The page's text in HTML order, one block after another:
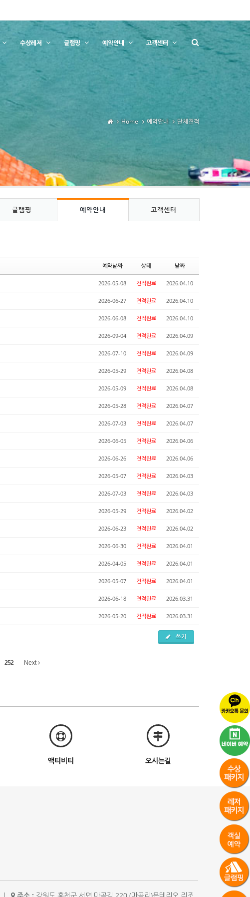
수상레저 글램핑 예약안내 고객센터
Home 예약안내 단체견적
글램핑 예약안내 고객센터
예약날짜 상태 날짜
2026-05-08 견적완료 2026.04.10
2026-06-27 견적완료 2026.04.10
2026-06-08 견적완료 2026.04.10
2026-09-04 견적완료 2026.04.09
2026-07-10 견적완료 2026.04.09
2026-05-29 견적완료 2026.04.08
2026-05-09 견적완료 2026.04.08
2026-05-28 견적완료 2026.04.07
2026-07-03 견적완료 2026.04.07
2026-06-05 견적완료 2026.04.06
2026-06-26 견적완료 2026.04.06
2026-05-07 견적완료 2026.04.03
2026-07-03 견적완료 2026.04.03
2026-05-29 견적완료 2026.04.02
2026-06-23 견적완료 2026.04.02
2026-06-30 견적완료 2026.04.01
2026-04-05 견적완료 2026.04.01
2026-05-07 견적완료 2026.04.01
2026-06-18 견적완료 2026.03.31
2026-05-20 견적완료 2026.03.31
쓰기
252 Next
액티비티 오시는길